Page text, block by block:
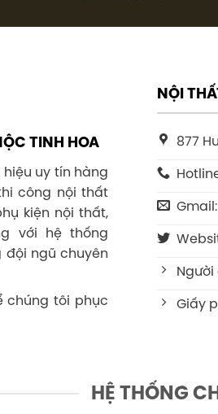
TINH HOA
uy tín hàng
công nội thất
kiện nội thất,
với hệ thống
đội ngũ chuyên
chúng tôi phục
NỘI
877
Người
Giấy
HỆ THỐNG